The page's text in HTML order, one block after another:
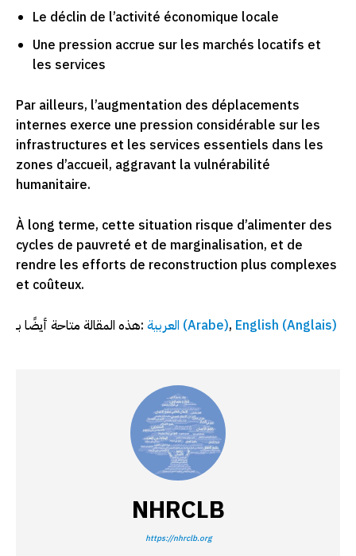
Le déclin de l’activité économique locale
Une pression accrue sur les marchés locatifs et
les services
Par ailleurs, l’augmentation des déplacements
internes exerce une pression considérable sur les
infrastructures et les services essentiels dans les
zones d’accueil, aggravant la vulnérabilité
humanitaire.
À long terme, cette situation risque d’alimenter des
cycles de pauvreté et de marginalisation, et de
rendre les efforts de reconstruction plus complexes
et coûteux.
هذه المقالة متاحة أيضًا بـ: العربية (Arabe) English (Anglais)
NHRCLB
https://nhrclb.org